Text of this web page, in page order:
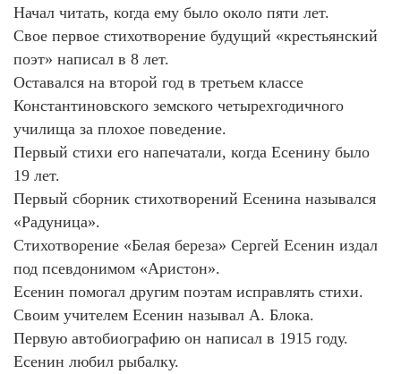
Начал читать, когда ему было около пяти лет.
Свое первое стихотворение будущий «крестьянский
поэт» написал в 8 лет.
Оставался на второй год в третьем классе
Константиновского земского четырехгодичного
училища за плохое поведение.
Первый стихи его напечатали, когда Есенину было
19 лет.
Первый сборник стихотворений Есенина назывался
«Радуница».
Стихотворение «Белая береза» Сергей Есенин издал
под псевдонимом «Аристон».
Есенин помогал другим поэтам исправлять стихи.
Своим учителем Есенин называл А. Блока.
Первую автобиографию он написал в 1915 году.
Есенин любил рыбалку.